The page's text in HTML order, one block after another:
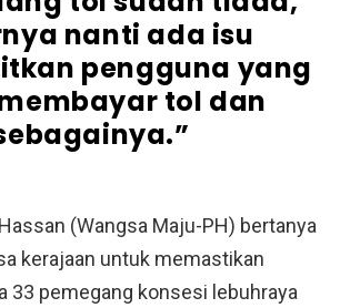
nanti ada isu
pengguna yang
tol dan
(Wangsa Maju-PH) bertanya
kerajaan untuk memastikan
33 pemegang konsesi lebuhraya